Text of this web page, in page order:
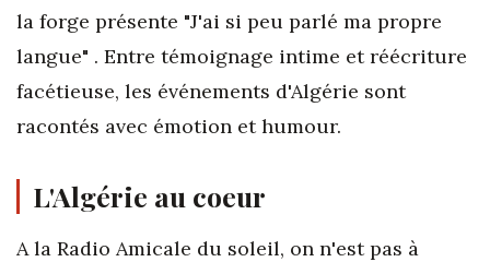
la forge présente "J'ai si peu parlé ma propre
langue" . Entre témoignage intime et réécriture
facétieuse, les événements d'Algérie sont
racontés avec émotion et humour.
L'Algérie au coeur
A la Radio Amicale du soleil, on n'est pas à